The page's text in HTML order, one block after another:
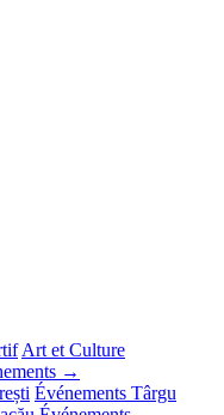
Art et Culture
→
Événements Târgu